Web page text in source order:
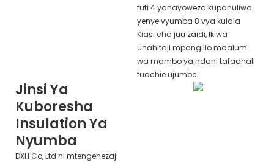
futi 4 yanayoweza kupanuliwa
yenye vyumba 8 vya kulala
Kiasi cha juu zaidi, Ikiwa
unahitaji mpangilio maalum
wa mambo ya ndani tafadhali
tuachie ujumbe.
Jinsi Ya
Kuboresha
Insulation Ya
Nyumba
DXH Co, Ltd ni mtengenezaji